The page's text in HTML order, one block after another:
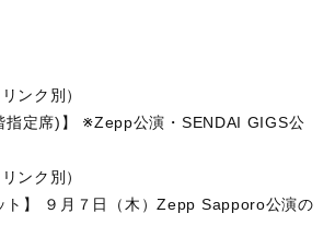
ンク別）
指定席)】 ※Zepp公演・SENDAI GIGS公
ンク別）
ト】 ９月７日（木）Zepp Sapporo公演の